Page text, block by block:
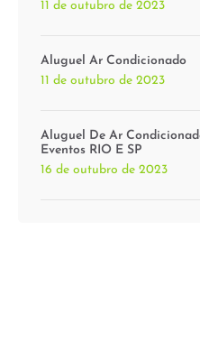
11 de outubro de 2023
Aluguel Ar Condicionado
11 de outubro de 2023
Aluguel De Ar
Eventos RIO E SP
16 de outubro de 2023